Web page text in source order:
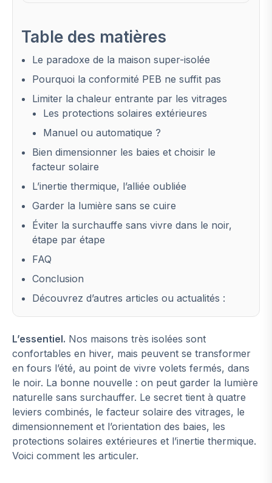
Table des matières
Le paradoxe de la maison super-isolée
Pourquoi la conformité PEB ne suffit pas
Limiter la chaleur entrante par les vitrages
Les protections solaires extérieures
Manuel ou automatique ?
Bien dimensionner les baies et choisir le
facteur solaire
L’inertie thermique, l’alliée oubliée
Garder la lumière sans se cuire
Éviter la surchauffe sans vivre dans le noir,
étape par étape
FAQ
Conclusion
Découvrez d’autres articles ou actualités :
L’essentiel. Nos maisons très isolées sont
confortables en hiver, mais peuvent se transformer
en fours l’été, au point de vivre volets fermés, dans
le noir. La bonne nouvelle : on peut garder la lumière
naturelle sans surchauffer. Le secret tient à quatre
leviers combinés, le facteur solaire des vitrages, le
dimensionnement et l’orientation des baies, les
protections solaires extérieures et l’inertie thermique.
Voici comment les articuler.